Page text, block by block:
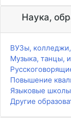
Наука,
ВУЗы,
Музыка, танцы,
Повышение
Языковые
Другие